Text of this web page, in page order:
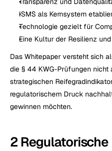
ISMS als Kernsystem
Technologie gezielt für
Eine Kultur der Resilienz
Das Whitepaper versteht sich
die § 44 KWG-Prüfungen nicht
strategischen
regulatorischem Druck
gewinnen möchten.
2 Regulatorische